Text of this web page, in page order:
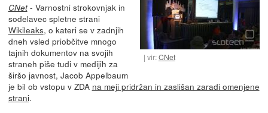
vir:CNet
CNet- Varnostni strokovnjak in
sodelavec spletne strani
Wikileaks, o kateri se v zadnjih
dneh vsled priobčitve mnogo
tajnih dokumentov na svojih
straneh piše tudi v medijih za
širšo javnost, Jacob Appelbaum
je bil ob vstopu v ZDA na meji pridržan in zaslišan zaradi omenjene
strani.